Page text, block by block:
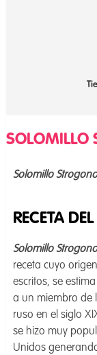
SOLOMILLO
Solomillo
RECETA
Solomillo
receta cuyo
escritos, se
a un miembro de
ruso en el siglo
se hizo muy
Unidos